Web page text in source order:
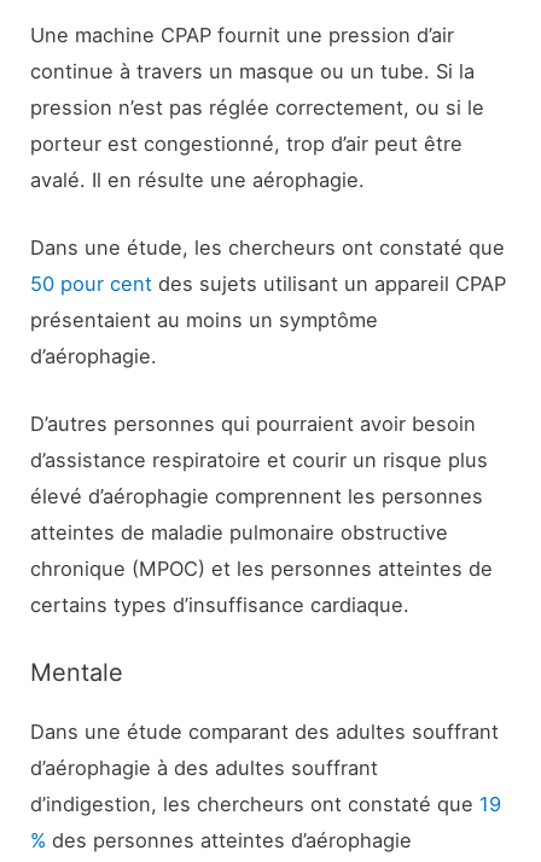
Une machine CPAP fournit une pression d’air
continue à travers un masque ou un tube. Si la
pression n’est pas réglée correctement, ou si le
porteur est congestionné, trop d’air peut être
avalé. Il en résulte une aérophagie.
Dans une étude, les chercheurs ont constaté que
50 pour cent des sujets utilisant un appareil CPAP
présentaient au moins un symptôme
d’aérophagie.
D’autres personnes qui pourraient avoir besoin
d’assistance respiratoire et courir un risque plus
élevé d’aérophagie comprennent les personnes
atteintes de maladie pulmonaire obstructive
chronique (MPOC) et les personnes atteintes de
certains types d’insuffisance cardiaque.
Mentale
Dans une étude comparant des adultes souffrant
d’aérophagie à des adultes souffrant
d’indigestion, les chercheurs ont constaté que 19
% des personnes atteintes d’aérophagie